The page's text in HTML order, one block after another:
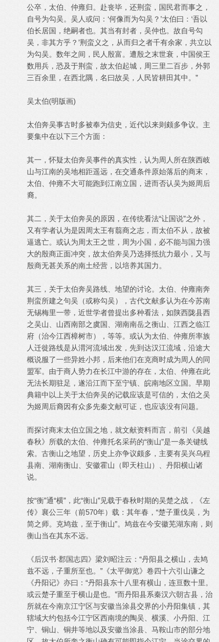
公卒，太伯、仲雍归。赴丧毕，还荆蛮，国民君而事之，
自号为勾吴。吴人或问：‘何像而为勾吴？’太伯曰：‘吾以
伯长居国，绝嗣者也。其当有封者，吴仲也。故自号勾
吴，非其方乎？’荆蛮义之，从而归之者千有余家，共立以
为勾吴。数年之间，民人殷富。遭殷之末世衰，中国侯王
数用兵，恐及于荆蛮，故太伯起城，周三里二百步，外郭
三百余里，在西北隅，名曰故吴，人民皆耕田其中。”
吴太伯(明版画)
太伯奔吴事古时多被奉为信史，近代以来则颇多争议。主
要集中在以下三个方面：
其一，怀疑太伯奔吴事件的真实性，认为周人所在陕西岐
山与江南的吴地相距遥远，在交通条件原始落后的商末，
太伯、仲雍不大可能跑到江南立国，进而否认吴为姬周后
裔。
其二，关于太伯奔吴的原因，在传统看法“让国说”之外，
又有学者认为是因周太王有翦商之志，而太伯不从，故被
逼逃亡。或认为周太王之世，周为小国，必不能与国力强
大的殷商正面冲突，故太伯奔吴乃选择抵抗力最小，又与
殷商无甚关系的南土经营，以培养其国力。
其三，关于太伯奔吴路线、地望的讨论。太伯、仲雍南奔
荆蛮所建之句吴（或称勾吴），古代文献多认为在今苏南
无锡梅里一带，近世学者曾提出多种看法，如陕西陇县西
之吴山、山西南部之虞国、湖南南岳之衡山、江西之临江
府（治今江西樟树市），等等。或认为太伯、仲雍所率族
人迁徙路线是从渭河流域出发，先到达汉江流域，沿途大
概说服了一些异姓小邦，后来他们在克商时成为周人的同
盟军。由于商人势力在长江中游的存在，太伯、仲雍在此
无法长期驻足，遂沿江而下至宁镇、皖南地区立国。早期
典籍中以上关于太伯奔吴的记载应该是可信的，太伯之吴
为姬周后裔因有众多先秦文献可证，也应该没有问题。
而探讨商末太伯立国之地，就文献资料而言，前引《吴越
春秋》所载的太伯、仲雍托名采药的“衡山”是一条关键线
索。古衡山之地望，历史上亦争议颇多，主要有吴兴乌程
县南、湖南衡山、安徽霍山（即天柱山）、丹阳横山诸
说。
按“衡”通“横”，此“衡山”见载于春秋时期的吴楚之战，《左
传》襄公三年（前570年）载：其年春，“楚子重伐吴，为
简之师。克鸠兹，至于衡山”。鸠兹在今安徽芜湖东南，则
衡山当在其东不远。
《后汉书·郡国志四》梁刘昭注云：“丹阳县之横山，去鸠
兹不远，子重所至也。”《太平御览》卷四十六引山谦之
《丹阳记》亦曰：“丹阳县东十八里有横山，连亘数十里。
或云楚子重至于横山是也。”而丹阳县系秦汉六朝古县，治
所就在今南京江宁区与安徽当涂县交界的小丹阳集镇，其
辖域大约包括今江宁区西南境的陶吴、横溪、小丹阳、江
宁、铜山、铜井等地以及安徽当涂县、马鞍山市的部分地